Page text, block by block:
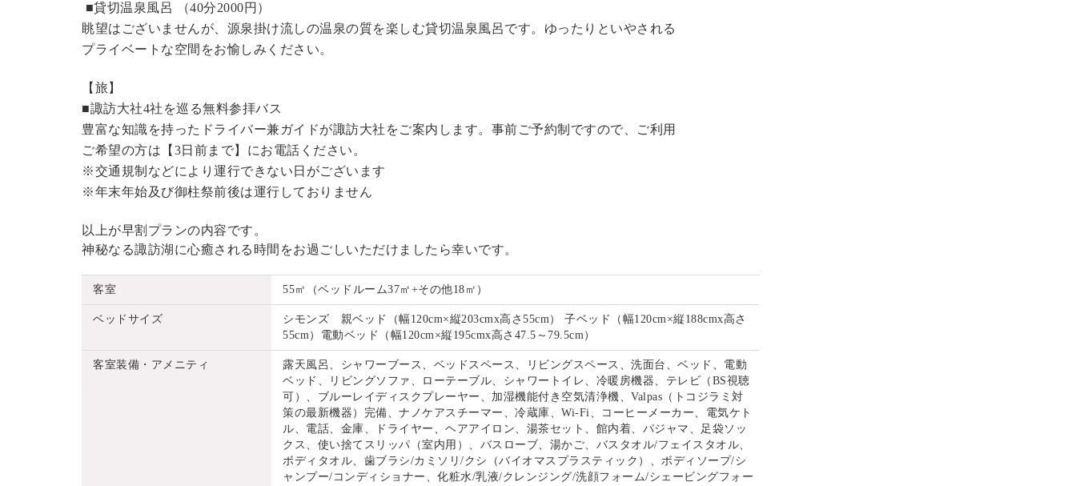
■貸切温泉風呂 （40分2000円）
眺望はございませんが、源泉掛け流しの温泉の質を楽しむ貸切温泉風呂です。ゆったりといやされる
プライベートな空間をお愉しみください。
【旅】
■諏訪大社4社を巡る無料参拝バス
豊富な知識を持ったドライバー兼ガイドが諏訪大社をご案内します。事前ご予約制ですので、ご利用
ご希望の方は【3日前まで】にお電話ください。
※交通規制などにより運行できない日がございます
※年末年始及び御柱祭前後は運行しておりません
以上が早割プランの内容です。
神秘なる諏訪湖に心癒される時間をお過ごしいただけましたら幸いです。
客室 55㎡（ベッドルーム37㎡+その他18㎡）
ベッドサイズ
シモンズ 親ベッド（幅120cm×縦203cmx高さ55cm） 子ベッド（幅120cm×縦188cmx高さ
55cm）電動ベッド（幅120cm×縦195cmx高さ47.5～79.5cm）
客室装備・アメニティ
露天風呂、シャワーブース、ベッドスペース、リビングスペース、洗面台、ベッド、電動
ベッド、リビングソファ、ローテーブル、シャワートイレ、冷暖房機器、テレビ（BS視聴
可）、ブルーレイディスクプレーヤー、加湿機能付き空気清浄機、Valpas（トコジラミ対
策の最新機器）完備、ナノケアスチーマー、冷蔵庫、Wi-Fi、コーヒーメーカー、電気ケト
ル、電話、金庫、ドライヤー、ヘアアイロン、湯茶セット、館内着、パジャマ、足袋ソッ
クス、使い捨てスリッパ（室内用）、バスローブ、湯かご、バスタオル/フェイスタオル、
ボディタオル、歯ブラシ/カミソリ/クシ（バイオマスプラスティック）、ボディソープ/シ
ャンプー/コンディショナー、化粧水/乳液/クレンジング/洗顔フォーム/シェービングフォー